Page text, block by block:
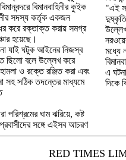
বিমানবাহিনীর কুইক
সদস্য কর্তৃক একজন
করে রক্তাক্ত করায় সমগ্র
হয়েছে।
যাই ঘটুক আইনের নিজস্ব
ছিলো বলে উল্লেখ করে
হামলা ও রক্তে রঞ্জিত করা এবং
সহ সঠিক তদন্তের মাধ্যমে
পরিশ্রমের ঘাম ঝরিয়ে, কষ্ট
সঙ্গে এইসব আচরণ
"এই
মধ্যে
এ
দিকে
RED TIMES